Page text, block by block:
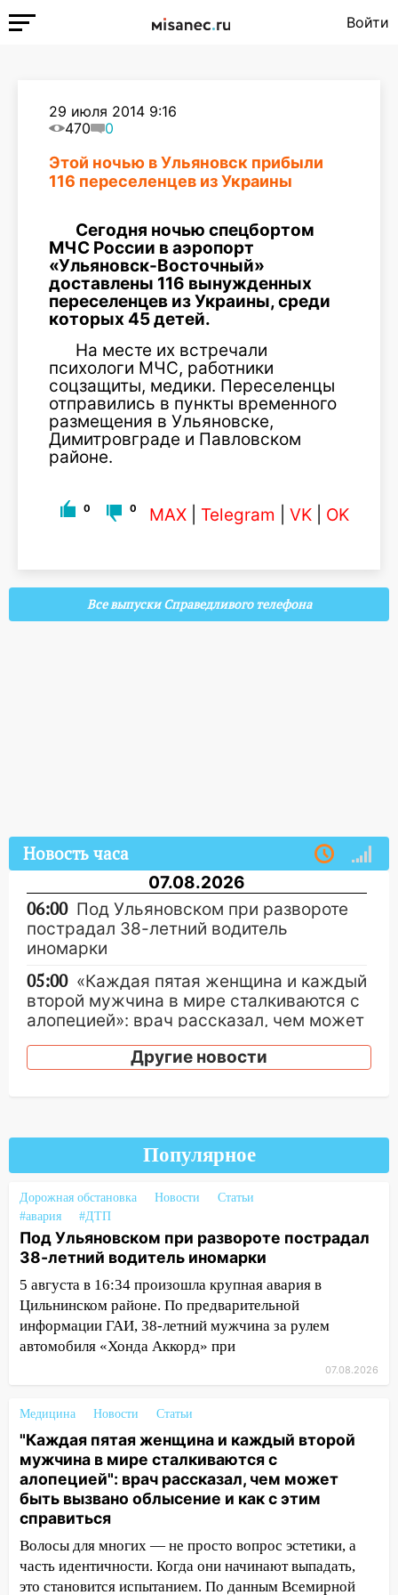
Войти
29 июля 2014 9:16
470
0
Этой ночью в Ульяновск прибыли
116 переселенцев из Украины
Сегодня ночью спецбортом
МЧС России в аэропорт
«Ульяновск-Восточный»
доставлены 116 вынужденных
переселенцев из Украины, среди
которых 45 детей.
На месте их встречали
психологи МЧС, работники
соцзащиты, медики. Переселенцы
отправились в пункты временного
размещения в Ульяновске,
Димитровграде и Павловском
районе.
0 0 MAX Telegram VK OK
Все выпуски Справедливого телефона
Новость часа
07.08.2026
06:00 Под Ульяновском при развороте
пострадал 38-летний водитель
иномарки
05:00 «Каждая пятая женщина и каждый
второй мужчина в мире сталкиваются с
алопецией»: врач рассказал, чем может
быть вызвано облысение и как с этим
06.08.2026
23:20 Прогноз погоды на 7 августа в
Ульяновской области
20:04 Ульяновцев приглашают на забег,
посвящённый Дню воздушного флота
России
19:12 В Ульяновской области
руководителя частной компании
наказали за сокрытие прошлого своего
18:02
В Ульяновск едут звезды
баскетбола!
17:08
Ульяновский областной суд
оставил в силе приговор руководству
«УльяновскФармации» за махинации на
3,2 млн рублей
16:09 Ветераны легкой атлетики из
Ульяновска успешно выступили на
Другие новости
Популярное
Дорожная обстановка Новости
Статьи
#авария
#ДТП
Под Ульяновском при развороте пострадал
38-летний водитель иномарки
5 августа в 16:34 произошла крупная авария в
Цильнинском районе. По предварительной
информации ГАИ, 38-летний мужчина за рулем
автомобиля «Хонда Аккорд» при
07.08.2026
Медицина Новости Статьи
"Каждая пятая женщина и каждый второй
мужчина в мире сталкиваются с
алопецией": врач рассказал, чем может
быть вызвано облысение и как с этим
справиться
Волосы для многих — не просто вопрос эстетики, а
часть идентичности. Когда они начинают выпадать,
это становится испытанием. По данным Всемирной